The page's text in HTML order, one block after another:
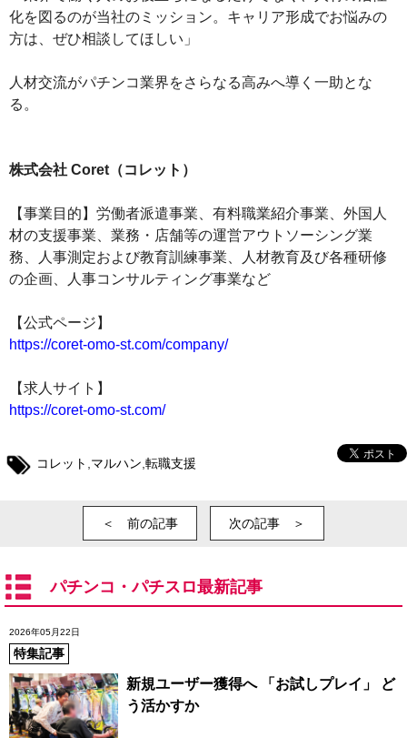
化を図るのが当社のミッション。キャリア形成でお悩みの
方は、ぜひ相談してほしい」
人材交流がパチンコ業界をさらなる高みへ導く一助とな
る。
株式会社 Coret（コレット）
【事業目的】労働者派遣事業、有料職業紹介事業、外国人
材の支援事業、業務・店舗等の運営アウトソーシング業
務、人事測定および教育訓練事業、人材教育及び各種研修
の企画、人事コンサルティング事業など
【公式ページ】
https://coret-omo-st.com/company/
【求人サイト】
https://coret-omo-st.com/
コレット ,マルハン,転職支援
＜ 前の記事 次の記事 ＞
パチンコ・パチスロ最新記事
2026年05月22日
特集記事
新規ユーザー獲得へ 「お試しプレイ」 ど
う活かすか